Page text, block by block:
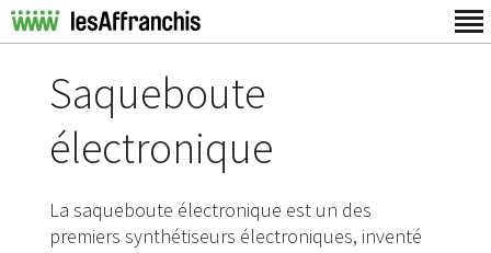
Saqueboute
électronique
La saqueboute électronique est un des
premiers synthétiseurs électroniques, inventé